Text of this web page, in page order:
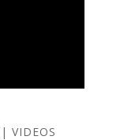
| VIDEOS